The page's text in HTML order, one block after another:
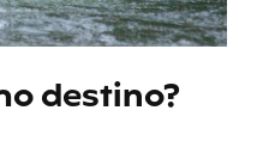
destino?